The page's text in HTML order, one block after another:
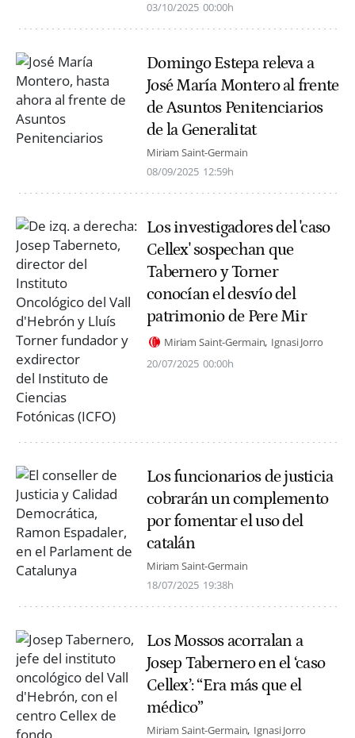
03/10/2025 00:00h
Domingo Estepa releva a
José María Montero al frente
de Asuntos Penitenciarios
de la Generalitat
Miriam Saint-Germain
08/09/2025 12:59h
Los investigadores del 'caso
Cellex' sospechan que
Tabernero y Torner
conocían el desvío del
patrimonio de Pere Mir
Miriam Saint-Germain Ignasi Jorro
20/07/2025 00:00h
Los funcionarios de justicia
cobrarán un complemento
por fomentar el uso del
catalán
Miriam Saint-Germain
18/07/2025 19:38h
Los Mossos acorralan a
Josep Tabernero en el ‘caso
Cellex’: “Era más que el
médico”
Miriam Saint-Germain Ignasi Jorro